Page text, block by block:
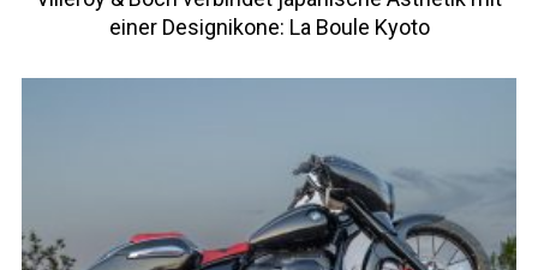
einer Designikone: La Boule Kyoto